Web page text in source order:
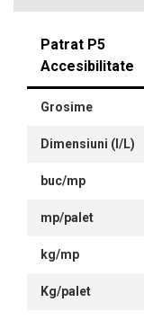
Patrat P5
Accesibilitate
Grosime
Dimensiuni (l/L)
buc/mp
mp/palet
kg/mp
Kg/palet